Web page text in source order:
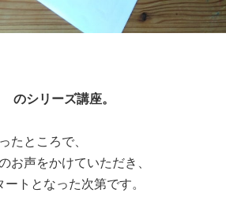
のシリーズ講座。
たところで、
お声をかけていただき、
トとなった次第です。